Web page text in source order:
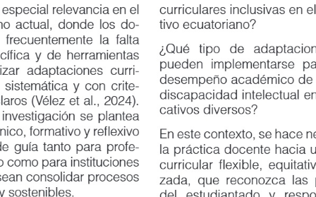
relevancia en el
donde los do
-
la falta
y de herramientas
curri
-
y con crite
-
(Vélez et al., 2024).
se plantea
formativo y reflexivo
tanto para profe
-
para instituciones
consolidar procesos
curriculares inclusivas en el
tivo ecuatoriano?
¿Qué
tipo de
pueden
implementarse
desempeño académico de
discapacidad intelectual en
cativos diversos?
En este contexto, se hace
la práctica docente hacia una
curricular flexible, equitativa
zada, que reconozca las
del
estudiantado y